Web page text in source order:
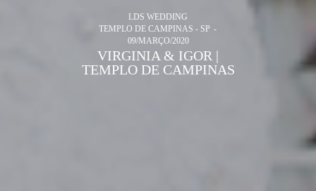
LDS WEDDING
TEMPLO DE CAMPINAS - SP
09/MARÇO/2020
VIRGINIA & IGOR |
TEMPLO DE CAMPINAS